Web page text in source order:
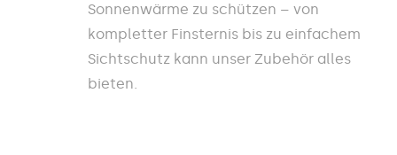
Sonnenwärme zu schützen – von
kompletter Finsternis bis zu einfachem
Sichtschutz kann unser Zubehör alles
bieten.